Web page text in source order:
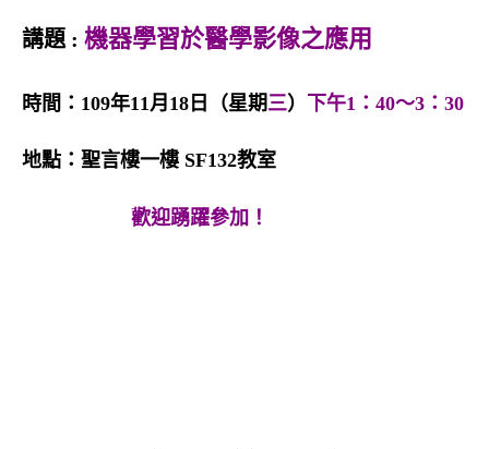
n
講題: 機器學習於醫學影像之應用
時間： 109年11月18日（星期三） 下午1 ： 40～3 ： 30
地點：聖言樓一樓 SF132教室
歡迎踴躍參加！